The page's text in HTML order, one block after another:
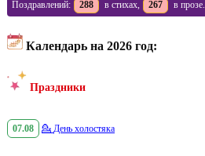
Поздравлений: 288 в стихах, 267 в прозе.
Календарь на 2026 год:
Праздники
07.08 💁 День холостяка